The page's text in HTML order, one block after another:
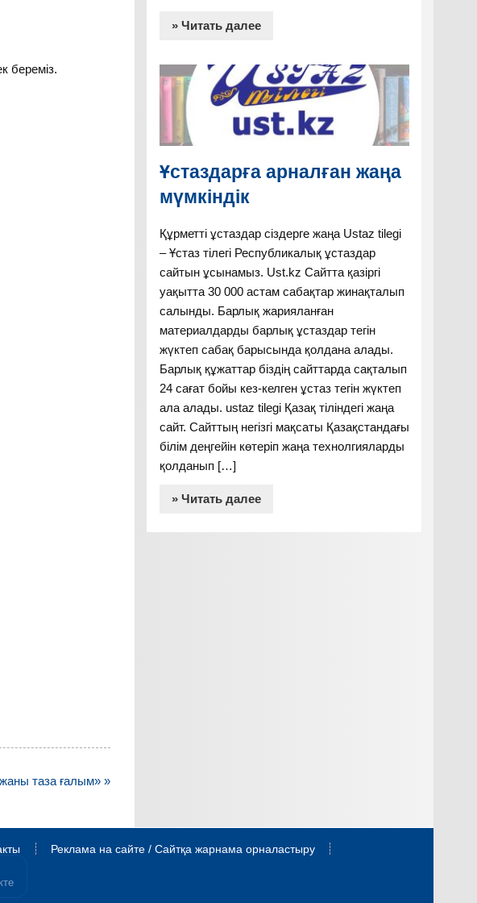
береміз.
таза ғалым» »
» Читать далее
Ұстаздарға арналған жаңа
мүмкіндік
Құрметті ұстаздар сіздерге жаңа Ustaz tilegi
– Ұстаз тілегі Республикалық ұстаздар
сайтын ұсынамыз. Ust.kz Сайтта қазіргі
уақытта 30 000 астам сабақтар жинақталып
салынды. Барлық жарияланған
материалдарды барлық ұстаздар тегін
жүктеп сабақ барысында қолдана алады.
Барлық құжаттар біздің сайттарда сақталып
24 сағат бойы кез-келген ұстаз тегін жүктеп
ала алады. ustaz tilegi Қазақ тіліндегі жаңа
сайт. Сайттың негізгі мақсаты Қазақстандағы
білім деңгейін көтеріп жаңа технолгияларды
қолданып […]
» Читать далее
Реклама на сайте / Сайтқа жарнама орналастыру